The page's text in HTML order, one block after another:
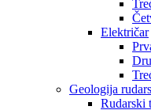
Električar
Geologija
Rudarski